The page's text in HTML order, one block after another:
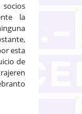
la
esta
de